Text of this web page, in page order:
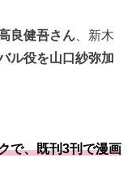
良健吾さん 、新木
ル役を山口紗弥加
で、既刊3刊で漫画